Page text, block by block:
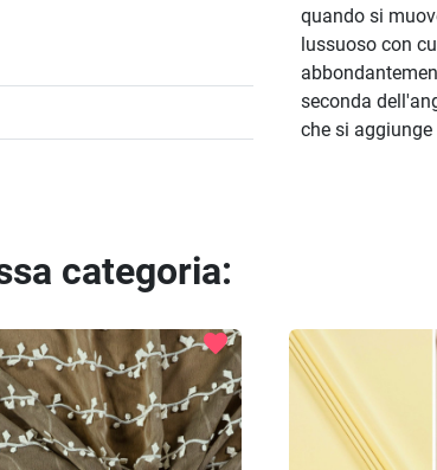
quando si
lussuoso con
seconda
che si
categoria:
favorite